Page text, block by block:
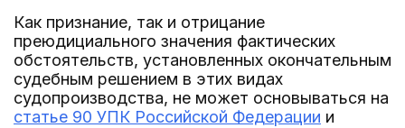
Как признание, так и отрицание
преюдициального значения фактических
обстоятельств, установленных окончательным
судебным решением в этих видах
судопроизводства, не может основываться на
статье 90 УПК Российской Федерации и